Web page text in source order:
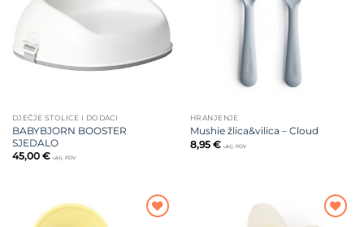
DJEČJE STOLICE I DODACI
BABYBJORN BOOSTER
SJEDALO
45,00 € uklj. PDV
HRANJENJE
Mushie žlica&vilica – Cloud
8,95 € uklj. PDV